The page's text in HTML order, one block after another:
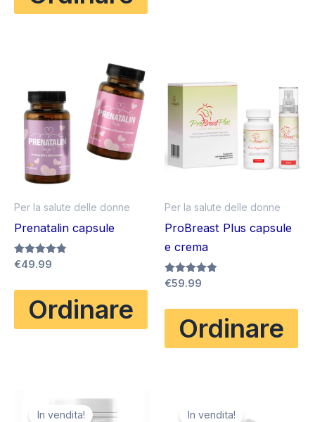
Per la salute delle donne
Prenatalin capsule
Valutato
€49.99
Ordinare
Per la salute delle donne
ProBreast Plus capsule
e crema
Valutato
€59.99
Ordinare
In vendita! In vendita!